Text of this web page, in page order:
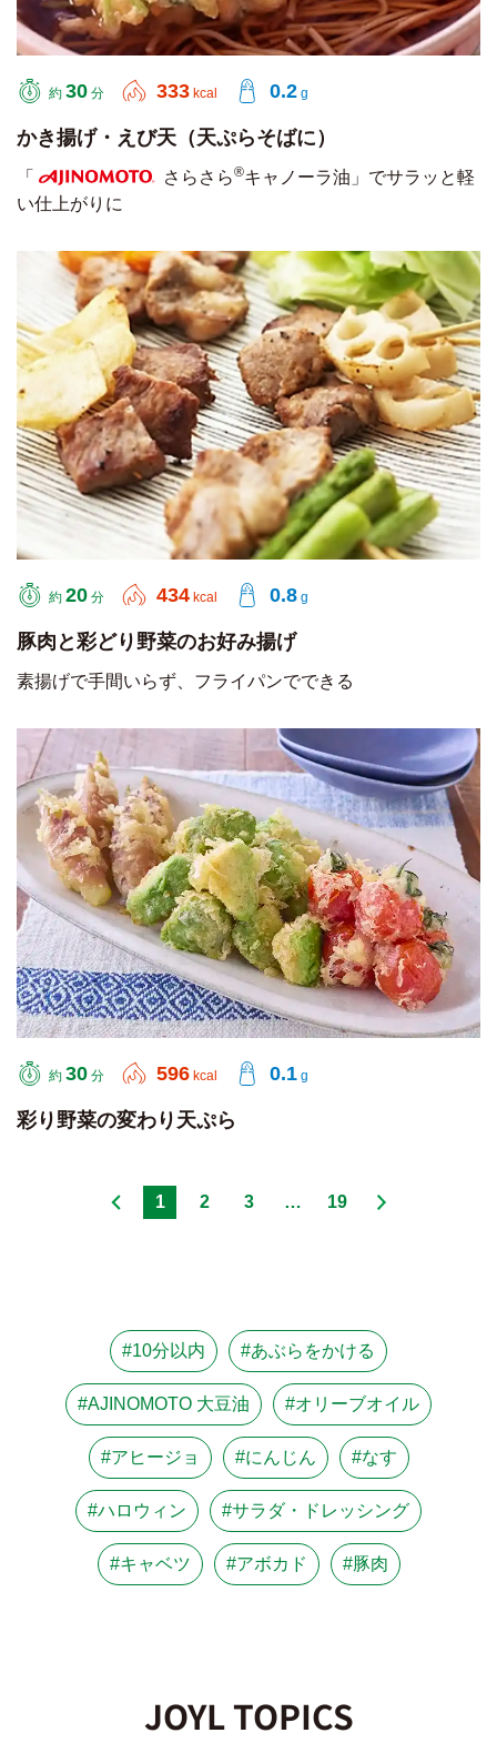
約 30 分 333 kcal 0.2 g
かき揚げ・えび天（天ぷらそばに）
「
AJINOMOTO
さらさら®キャノーラ油」でサラッと軽
い仕上がりに
約 20 分 434 kcal 0.8 g
豚肉と彩どり野菜のお好み揚げ
素揚げで手間いらず、フライパンでできる
約 30 分 596 kcal 0.1 g
彩り野菜の変わり天ぷら
1 2 3 … 19
#10分以内 #あぶらをかける
#AJINOMOTO 大豆油 #オリーブオイル
#アヒージョ #にんじん #なす
#ハロウィン #サラダ・ドレッシング
#キャベツ #アボカド #豚肉
JOYL TOPICS